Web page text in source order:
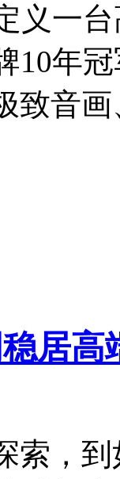
义一
10年
致音画
居
索，